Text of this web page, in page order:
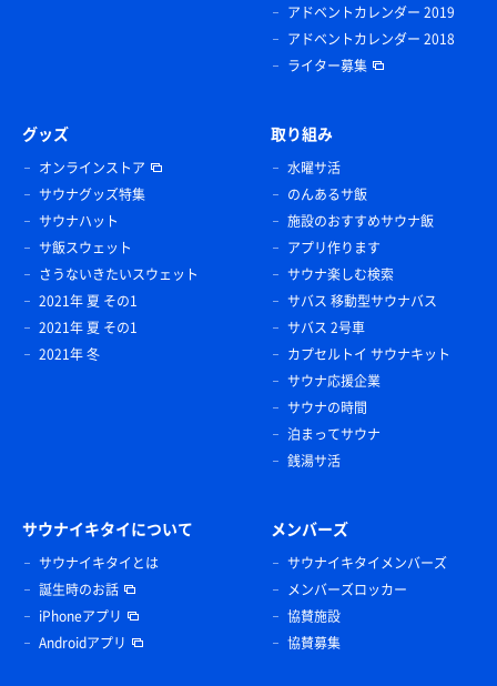
アドベントカレンダー 2019
アドベントカレンダー 2018
ライター募集
グッズ
オンラインストア
サウナグッズ特集
サウナハット
サ飯スウェット
さうないきたいスウェット
2021年 夏 その1
2021年 夏 その1
2021年 冬
取り組み
水曜サ活
のんあるサ飯
施設のおすすめサウナ飯
アプリ作ります
サウナ楽しむ検索
サバス 移動型サウナバス
サバス 2号車
カプセルトイ サウナキット
サウナ応援企業
サウナの時間
泊まってサウナ
銭湯サ活
サウナイキタイについて
サウナイキタイとは
誕生時のお話
iPhoneアプリ
Androidアプリ
メンバーズ
サウナイキタイメンバーズ
メンバーズロッカー
協賛施設
協賛募集